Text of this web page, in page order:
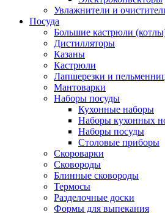
Увлажнители и
Посуда
Большие кастрюли
Дистилляторы
Казаны
Кастрюли
Лапшерезки и
Мантоварки
Наборы посуды
Кухонные наборы
Наборы кухонных
Наборы посуды
Столовые приборы
Скороварки
Сковороды
Блинные сковороды
Термосы
Разделочные доски
Формы для выпекания